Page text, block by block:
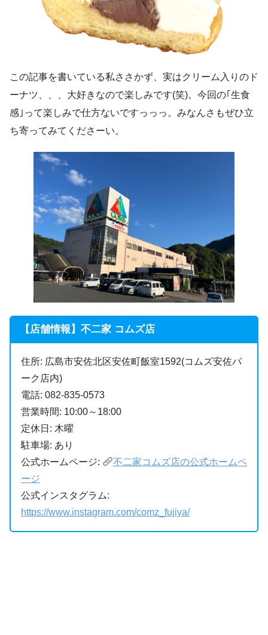
この記事を書いている私ささかず、実はクリーム入りのド
ーナツ、、、大好きなので楽しみです(笑)。今回の｢生食
感｣って楽しみで仕方ないですっっっ。みなんさもぜひ立
ち寄ってみてくださーい。
【店舗情報】不二家 コムズ店
住所: 広島市安佐北区安佐町飯室1592(コムズ安佐パ
ーク店内)
電話: 082-835-0573
営業時間: 10:00～18:00
定休日: 木曜
駐車場: あり
公式ホームページ:
不二家コムズ店の公式ホームペ
ージ
公式インスタグラム:
https://www.instagram.com/comz_fujiya/